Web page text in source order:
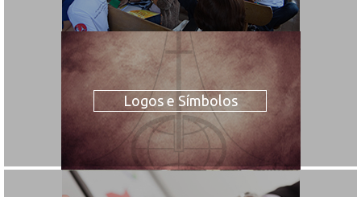
Logos e Símbolos